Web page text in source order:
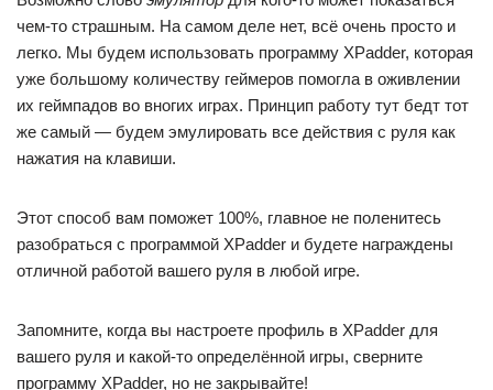
чем-то страшным. На самом деле нет, всё очень просто и
легко. Мы будем использовать программу XPadder, которая
уже большому количеству геймеров помогла в оживлении
их геймпадов во вногих играх. Принцип работу тут бедт тот
же самый — будем эмулировать все действия с руля как
нажатия на клавиши.
Этот способ вам поможет 100%, главное не поленитесь
разобраться с программой XPadder и будете награждены
отличной работой вашего руля в любой игре.
Запомните, когда вы настроете профиль в XPadder для
вашего руля и какой-то определённой игры, сверните
программу XPadder, но не закрывайте!